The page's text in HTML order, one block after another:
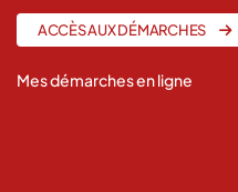
ACCÈS AUX DÉMARCHES
Mes démarches en ligne